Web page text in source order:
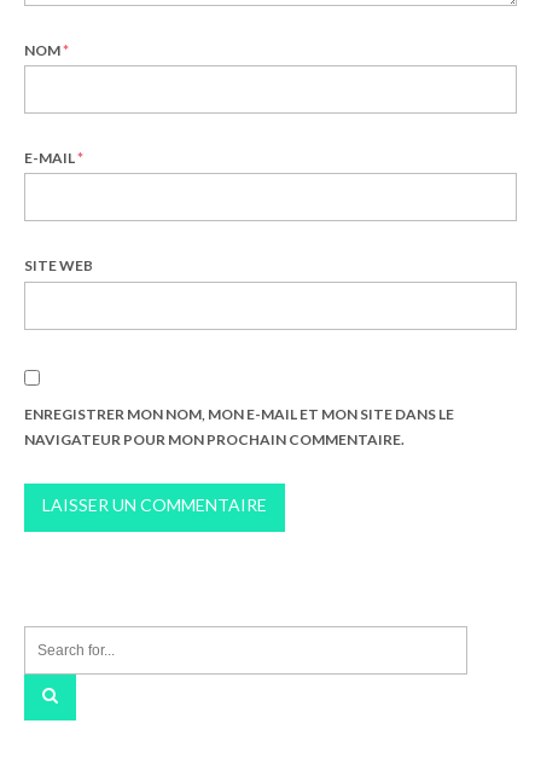
NOM*
E-MAIL*
SITE WEB
ENREGISTRER MON NOM, MON E-MAIL ET MON SITE DANS LE
NAVIGATEUR POUR MON PROCHAIN COMMENTAIRE.